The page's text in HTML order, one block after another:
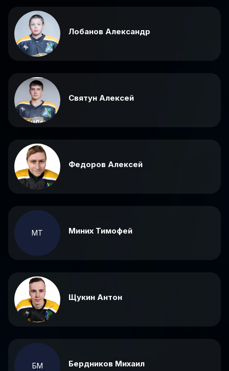
Лобанов Александр
Святун Алексей
Федоров Алексей
МТ Миних Тимофей
Щукин Антон
БМ Бердников Михаил